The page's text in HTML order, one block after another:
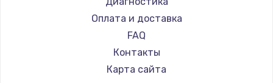
iru
Titan Army
iFFALCON
Dahua
Оплата и доставка
FAQ
Контакты
Карта сайта